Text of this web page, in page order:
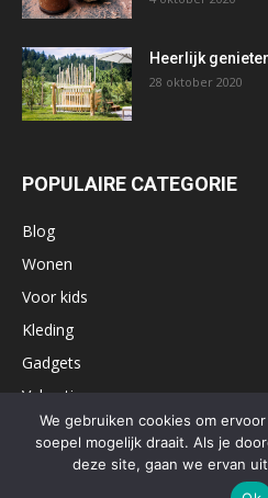
Heerlijk
28 oktober 2020
POPULAIRE CATEGORIE
Blog
Wonen
Voor kids
Kleding
Gadgets
Vakantie
Uitjes
We gebruiken cookies om
soepel mogelijk draait. Als je
deze site, gaan we ervan